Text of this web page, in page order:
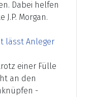
Dabei helfen
Morgan.
lässt Anleger
einer Fülle
an den
-